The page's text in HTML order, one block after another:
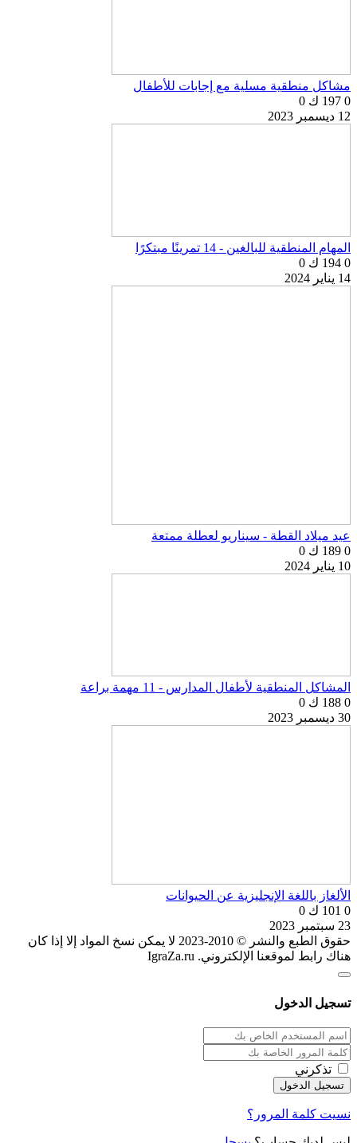
مشاكل منطقية مسلية مع إجابات للأطفال
0 197 ك
0
12 ديسمبر 2023
المهام المنطقية للبالغين - 14 تمرينًا مبتكرًا
0 194 ك
0
14 يناير 2024
عيد ميلاد القطة - سيناريو لعطلة ممتعة
0 189 ك
0
10 يناير 2024
المشاكل المنطقية لأطفال المدارس - 11 مهمة براعة
0 188 ك
0
30 ديسمبر 2023
الألغاز باللغة الإنجليزية عن الحيوانات
0 101 ك
0
23 سبتمبر 2023
حقوق الطبع والنشر © 2010-2023 لا يمكن نسخ المواد إلا إذا كان
هناك رابط لموقعنا الإلكتروني. IgraZa.ru
تسجيل الدخول
تذكرني
نسيت كلمة المرور؟